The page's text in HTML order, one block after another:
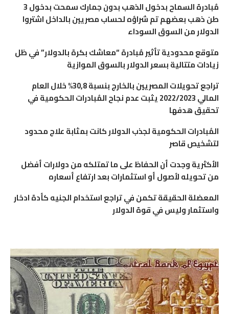
مُبادرة السماح بدخول الذهب بدون جمارك سمحت بدخول 3
طن ذهب بعضهم تم شراؤه لحساب مصريين بالداخل اشتروا
الدولار من السوق السوداء
متوقع محدودية تأثير مُبادرة “معاشك بكرة بالدولار” في ظل
زيادات متتالية بسعر الدولار بالسوق الموازية
تراجع تحويلات المصريين بالخارج بنسبة 30,8% خلال العام
المالي 2022/2023 يثبت عدم نجاح المُبادرات الحكومية في
تحقيق هدفها
المُبادرات الحكومية لجذب الدولار كانت بمثابة علاج محدود
لتشخيص قاصر
الأكثرية وجدت أن الحفاظ على ما تمتلكه من دولارات أفضل
من تحويله لأصول أو استثمارات بعد ارتفاع أسعاره
المعضلة الحقيقة تكمن في تراجع استخدام الجنيه كأدة ادخار
واستثمار وليس في قوة الدولار